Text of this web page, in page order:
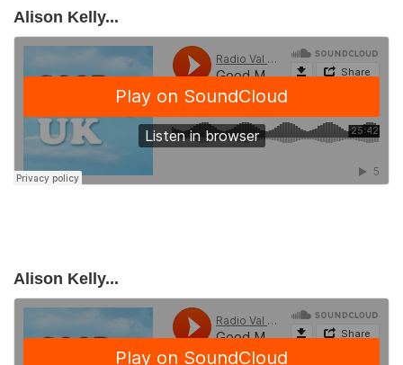
Alison Kelly...
Alison Kelly...